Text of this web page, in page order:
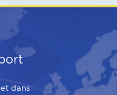
dans